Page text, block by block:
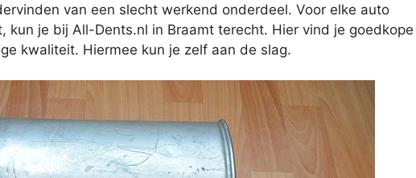
van een slecht werkend onderdeel. Voor elke auto
kun je bij All-Dents.nl in Braamt terecht. Hier vind je goedkope
kwaliteit. Hiermee kun je zelf aan de slag.